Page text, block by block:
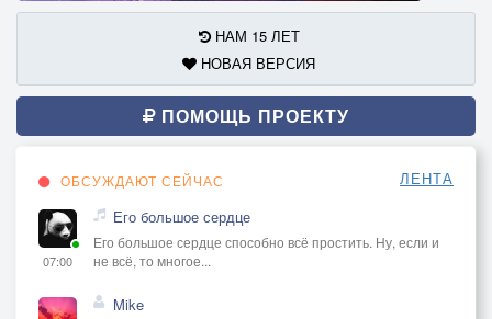
НАМ 15 ЛЕТ
НОВАЯ ВЕРСИЯ
ПОМОЩЬ ПРОЕКТУ
ОБСУЖДАЮТ СЕЙЧАС ЛЕНТА
07:00
Его большое сердце
Его большое сердце способно всё простить. Ну, если и
не всё, то многое...
Mike